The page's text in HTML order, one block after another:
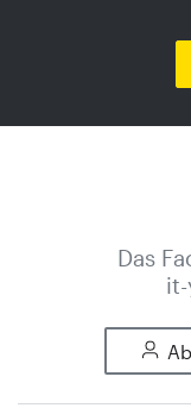
Das